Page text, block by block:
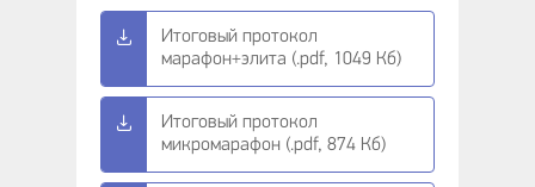
Итоговый протокол
марафон+элита (.pdf, 1049 Кб)
Итоговый протокол
микромарафон (.pdf, 874 Кб)